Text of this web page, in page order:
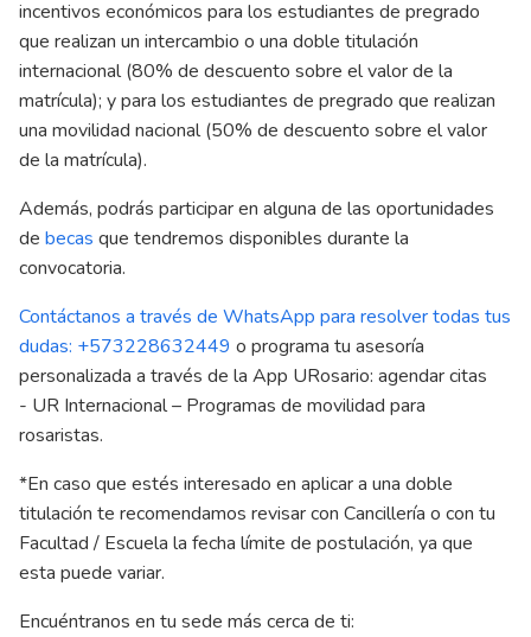
incentivos económicos para los estudiantes de pregrado
que realizan un intercambio o una doble titulación
internacional (80% de descuento sobre el valor de la
matrícula); y para los estudiantes de pregrado que realizan
una movilidad nacional (50% de descuento sobre el valor
de la matrícula).
Además, podrás participar en alguna de las oportunidades
de becas que tendremos disponibles durante la
convocatoria.
Contáctanos a través de WhatsApp para resolver todas tus
dudas: +573228632449 o programa tu asesoría
personalizada a través de la App URosario: agendar citas
- UR Internacional – Programas de movilidad para
rosaristas.
*En caso que estés interesado en aplicar a una doble
titulación te recomendamos revisar con Cancillería o con tu
Facultad / Escuela la fecha límite de postulación, ya que
esta puede variar.
Encuéntranos en tu sede más cerca de ti: